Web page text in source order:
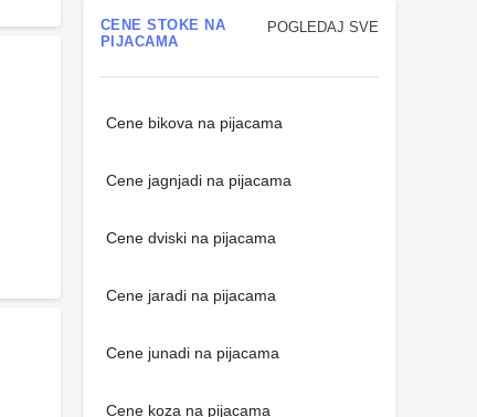
POGLEDAJ SVE
CENE STOKE NA
PIJACAMA
Cene bikova na pijacama
Cene jagnjadi na pijacama
Cene dviski na pijacama
Cene jaradi na pijacama
Cene junadi na pijacama
Cene koza na pijacama